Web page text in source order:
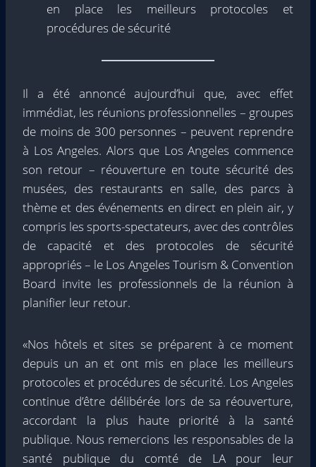
en place les meilleurs protocoles et
procédures de sécurité
Il a été annoncé aujourd’hui que, avec effet
immédiat, les réunions professionnelles – groupes
de moins de 300 personnes – peuvent reprendre
à Los Angeles. Alors que Los Angeles commence
son retour – réouverture en toute sécurité des
musées, des restaurants en salle, des parcs à
thème et des événements en direct en plein air, y
compris les sports-spectateurs, avec des contrôles
de capacité et des protocoles de sécurité
appropriés – le Los Angeles Tourism & Convention
Board invite les professionnels de la réunion à
planifier leur retour.
«Nos hôtels et sites se préparent à ce moment
depuis un an et ont mis en place les meilleurs
protocoles et procédures de sécurité. Los Angeles
continue d’être délibérée lors de sa réouverture,
accordant la plus haute priorité à la santé
publique. Nous remercions les responsables de la
santé publique du comté de LA pour leur